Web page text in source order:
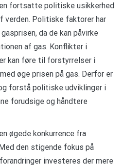
fortsatte politiske usikkerhed
verden. Politiske faktorer har
da de kan påvirke
af gas. Konflikter i
kan føre til forstyrrelser i
øge prisen på gas. Derfor er
forstå politiske udviklinger i
forudsige og håndtere
øgede konkurrence fra
den stigende fokus på
investeres der mere